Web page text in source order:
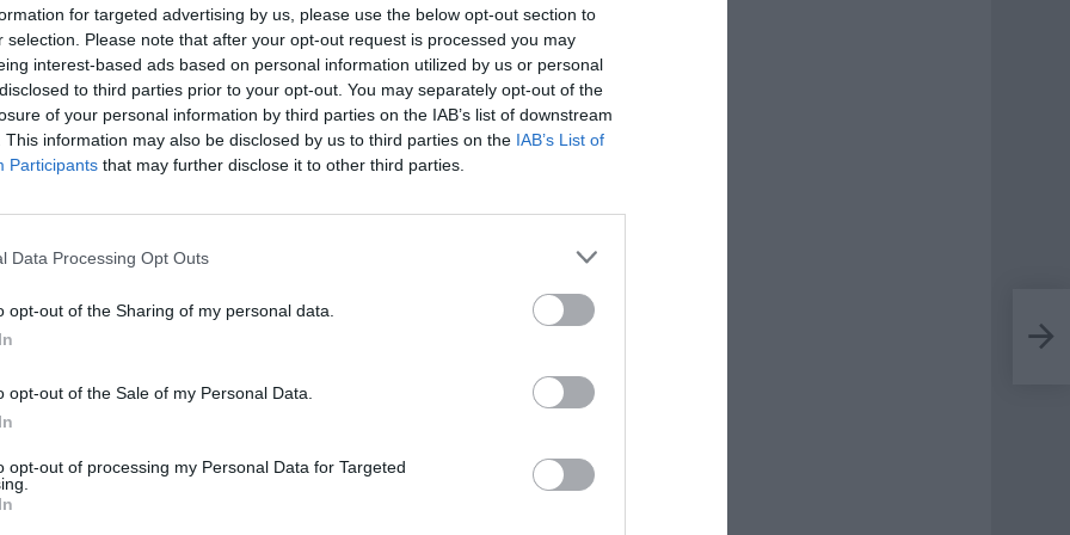
for targeted advertising by us, please use the below opt-out section to
selection. Please note that after your opt-out request is processed you may
interest-based ads based on personal information utilized by us or personal
to third parties prior to your opt-out. You may separately opt-out of the
of your personal information by third parties on the IAB’s list of downstream
This information may also be disclosed by us to third parties on the IAB’s List of
Participants that may further disclose it to other third parties.
Data Processing Opt Outs
opt-out of the Sharing of my personal data.
opt-out of the Sale of my Personal Data.
opt-out of processing my Personal Data for Targeted
largement de l’exportation de matières
les industries manufacturières, sont
la majorité des pays d’Afrique;
trop limité (10% du volume total des
la diversification des économies du
impact restreint sur l’emploi et les salaires,
de la pauvreté et à la mise en place de